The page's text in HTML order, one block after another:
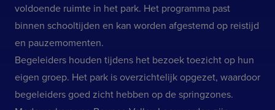
voldoende ruimte in het park. Het programma past
binnen schooltijden en kan worden afgestemd op reistijd
en pauzemomenten.
Begeleiders houden tijdens het bezoek toezicht op hun
eigen groep. Het park is overzichtelijk opgezet, waardoor
begeleiders goed zicht hebben op de springzones.